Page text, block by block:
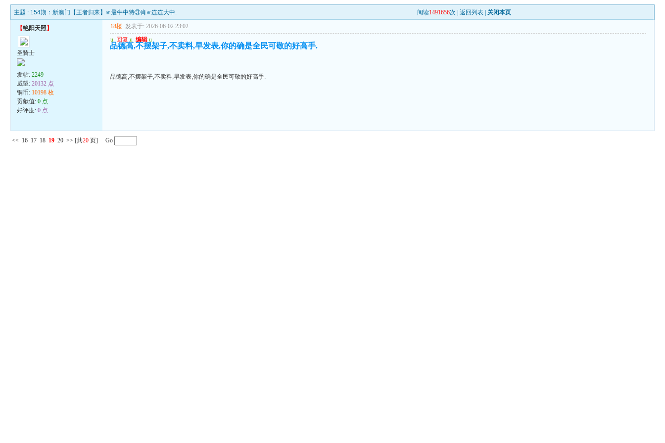
主题 : 154期：新澳门【王者归来】≌最牛中特③肖≌连连大中. 阅读1491656次 |返回列表 关闭本页
【艳阳天照 】
圣骑士
发帖:2249
威望:20132 点
铜币: 10198 枚
贡献值:0 点
好评度:0 点
18楼 发表于: 2026-06-02 23:02
u 回复 u 编辑 u
品德高,不摆架子,不卖料,早发表,你的确是全民可敬的好高手.
品德高,不摆架子,不卖料,早发表,你的确是全民可敬的好高手.
<< 16 17 18 19 20 >> [共20 页] Go